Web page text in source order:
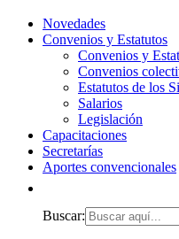
Novedades
Convenios y Estatutos
Convenios y
Convenios
Estatutos de los
Salarios
Legislación
Capacitaciones
Secretarías
Aportes convencionales
Buscar: